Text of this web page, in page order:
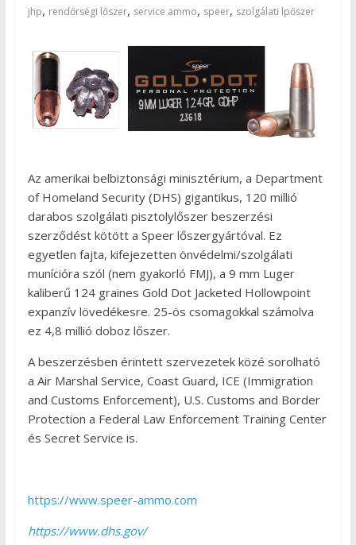
jhp, rendőrségi lőszer, service ammo, speer, szolgálati lpőszer
Az amerikai belbiztonsági minisztérium, a Department
of Homeland Security (DHS) gigantikus, 120 millió
darabos szolgálati pisztolylőszer beszerzési
szerződést kötött a Speer lőszergyártóval. Ez
egyetlen fajta, kifejezetten önvédelmi/szolgálati
munícióra szól (nem gyakorló FMJ), a 9 mm Luger
kaliberű 124 graines Gold Dot Jacketed Hollowpoint
expanzív lövedékesre. 25-ös csomagokkal számolva
ez 4,8 millió doboz lőszer.
A beszerzésben érintett szervezetek közé sorolható
a Air Marshal Service, Coast Guard, ICE (Immigration
and Customs Enforcement), U.S. Customs and Border
Protection a Federal Law Enforcement Training Center
és Secret Service is.
https://www.speer-ammo.com
https://www.dhs.gov/